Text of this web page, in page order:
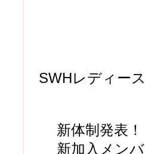
SWHレディー
新体制発表！
新加入メン